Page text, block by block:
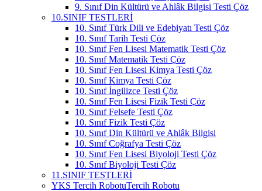
9. Sınıf Din Kültürü ve Ahlâk Bilgisi Testi Çöz
10.SINIF TESTLERİ
10. Sınıf Türk Dili ve Edebiyatı Testi Çöz
10. Sınıf Tarih Testi Çöz
10. Sınıf Fen Lisesi Matematik Testi Çöz
10. Sınıf Matematik Testi Çöz
10. Sınıf Fen Lisesi Kimya Testi Çöz
10. Sınıf Kimya Testi Çöz
10. Sınıf İngilizce Testi Çöz
10. Sınıf Fen Lisesi Fizik Testi Çöz
10. Sınıf Felsefe Testi Çöz
10. Sınıf Fizik Testi Çöz
10. Sınıf Din Kültürü ve Ahlâk Bilgisi
10. Sınıf Coğrafya Testi Çöz
10. Sınıf Fen Lisesi Biyoloji Testi Çöz
10. Sınıf Biyoloji Testi Çöz
11.SINIF TESTLERİ
YKS Tercih RobotuTercih Robotu